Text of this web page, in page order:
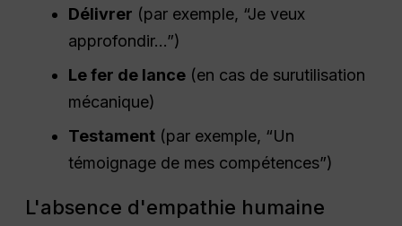
Délivrer (par exemple, “Je veux
approfondir...”)
Le fer de lance (en cas de surutilisation
mécanique)
Testament (par exemple, “Un
témoignage de mes compétences”)
L'absence d'empathie humaine